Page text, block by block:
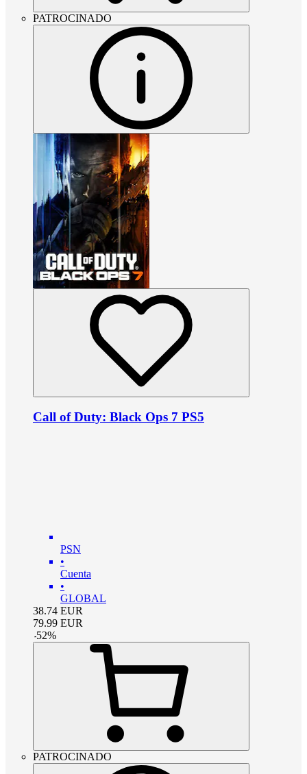
PATROCINADO
Call of Duty: Black Ops 7 PS5
PSN
•
Cuenta
•
GLOBAL
38.74 EUR
79.99 EUR
-52%
PATROCINADO